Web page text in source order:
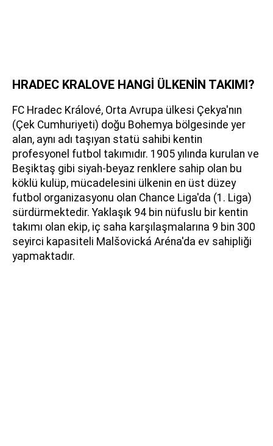
HRADEC KRALOVE HANGİ ÜLKENİN TAKIMI?
FC Hradec Králové, Orta Avrupa ülkesi Çekya'nın
(Çek Cumhuriyeti) doğu Bohemya bölgesinde yer
alan, aynı adı taşıyan statü sahibi kentin
profesyonel futbol takımıdır. 1905 yılında kurulan ve
Beşiktaş gibi siyah-beyaz renklere sahip olan bu
köklü kulüp, mücadelesini ülkenin en üst düzey
futbol organizasyonu olan Chance Liga'da (1. Liga)
sürdürmektedir. Yaklaşık 94 bin nüfuslu bir kentin
takımı olan ekip, iç saha karşılaşmalarına 9 bin 300
seyirci kapasiteli Malšovická Aréna'da ev sahipliği
yapmaktadır.